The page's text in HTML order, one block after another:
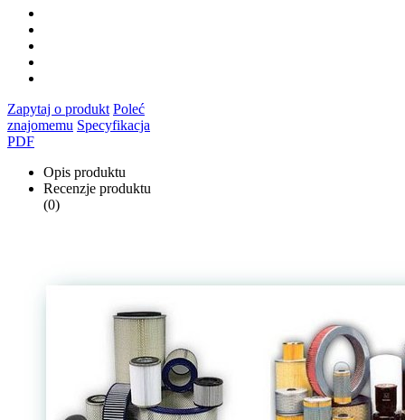
Zapytaj o produkt Poleć
znajomemu Specyfikacja
PDF
Opis produktu
Recenzje produktu
(0)